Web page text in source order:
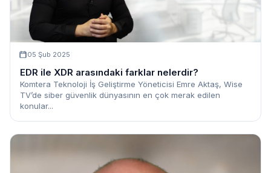
05 Şub 2025
EDR ile XDR arasındaki farklar nelerdir?
Komtera Teknoloji İş Geliştirme Yöneticisi Emre Aktaş, Wise
TV’de siber güvenlik dünyasının en çok merak edilen
konular...